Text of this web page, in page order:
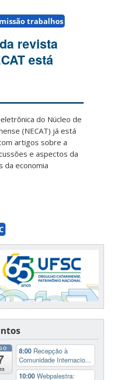
trabalhos
revista
está
do Núcleo de
(NECAT) já está
artigos sobre a
e aspectos da
da economia
8:00 Recepção à
Comunidade Internacio...
10:00Webpalestra: